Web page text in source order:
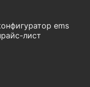
ems
лист